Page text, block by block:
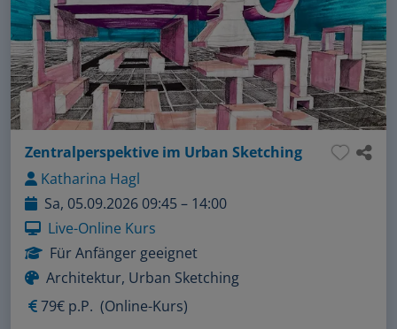
Zentralperspektive im Urban Sketching
Katharina Hagl
Sa, 05.09.2026 09:45 – 14:00
Live-Online Kurs
Für Anfänger geeignet
Architektur, Urban Sketching
79€ p.P. (Online-Kurs)